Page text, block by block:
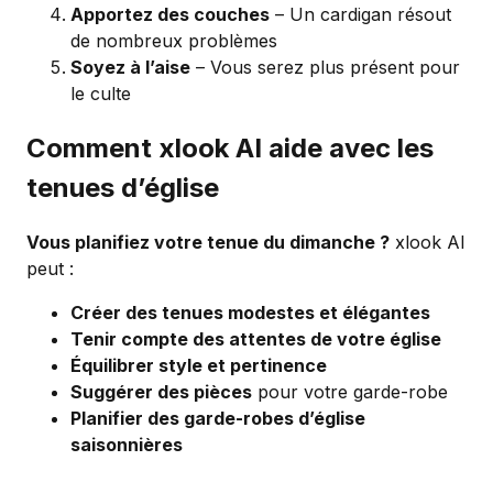
Apportez des couches – Un cardigan résout
de nombreux problèmes
Soyez à l’aise – Vous serez plus présent pour
le culte
Comment xlook AI aide avec les
tenues d’église
Vous planifiez votre tenue du dimanche ? xlook AI
peut :
Créer des tenues modestes et élégantes
Tenir compte des attentes de votre église
Équilibrer style et pertinence
Suggérer des pièces pour votre garde-robe
Planifier des garde-robes d’église
saisonnières